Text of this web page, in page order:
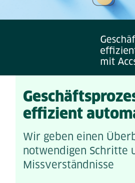
effizient
Wir geben einen
notwendigen Schritte
Missverständnisse